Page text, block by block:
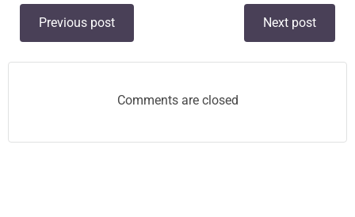
Post
navigation
Previous post
navigation
Next post
Comments are closed